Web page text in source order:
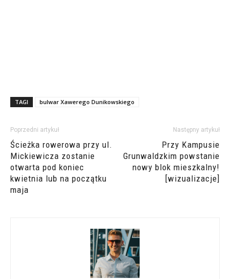
TAGI bulwar Xawerego Dunikowskiego
Poprzedni artykuł
Ścieżka rowerowa przy ul.
Mickiewicza zostanie
otwarta pod koniec
kwietnia lub na początku
maja
Następny artykuł
Przy Kampusie
Grunwaldzkim powstanie
nowy blok mieszkalny!
[wizualizacje]